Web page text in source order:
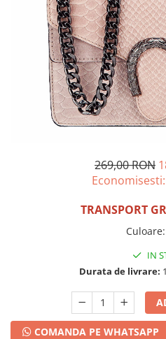
Incaltamine primavara-vara piele
Imbracaminte
Camasi si topuri
Blugi si pantaloni
Pulovere si cardigane
269,00 RON
Economisesti:
TRANSPORT
Culoare:
IN
Durata de livrare:
COMANDA PE WHATSAPP